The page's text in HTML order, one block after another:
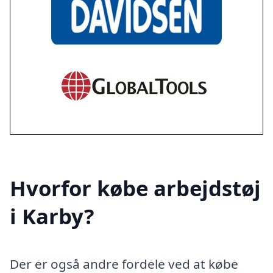
Hvorfor købe arbejdstøj
i Karby?
Der er også andre fordele ved at købe